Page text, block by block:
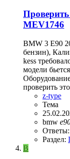
MEV1746
BMW 3 E90
бензин),
kess
модели
проверить
z-type
Тема
bmw
Раздел:
B